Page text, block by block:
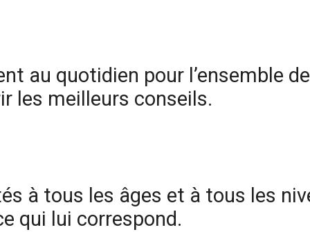
au quotidien pour l’ensemble
les meilleurs conseils.
à tous les âges et à tous les
qui lui correspond.